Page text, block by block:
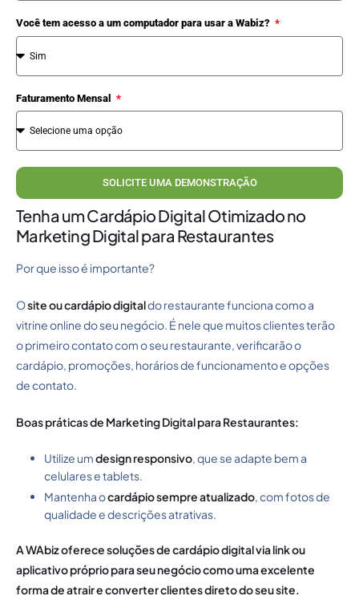
Você tem acesso a um computador para usar a Wabiz?
Faturamento Mensal
SOLICITE UMA DEMONSTRAÇÃO
Tenha um Cardápio Digital Otimizado no
Marketing Digital para Restaurantes
Por que isso é importante?
Osite ou cardápio digitaldo restaurante funciona como a
vitrine online do seu negócio. É nele que muitos clientes terão
o primeiro contato com o seu restaurante, verificarão o
cardápio, promoções, horários de funcionamento e opções
de contato.
Boas práticas de Marketing Digital para Restaurantes:
Utilize umdesign responsivo, que se adapte bem a
celulares e tablets.
Mantenha ocardápio sempre atualizado, com fotos de
qualidade e descrições atrativas.
A WAbiz oferece soluções de cardápio digital via link ou
aplicativo próprio para seu negócio como uma excelente
forma de atrair e converter clientes direto do seu site.